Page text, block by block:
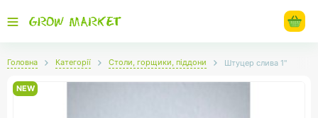
Головна Категорії Столи, горщики, піддони Штуцер слива 1"
NEW